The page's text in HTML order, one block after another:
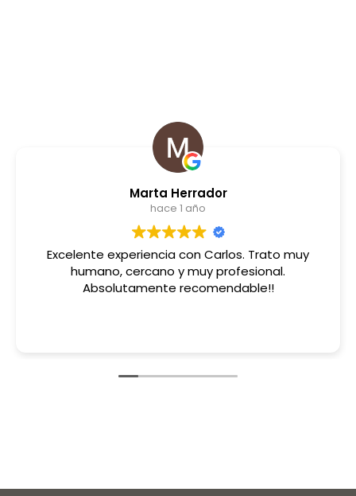
Marta Herrador
hace 1 año
Excelente experiencia con Carlos. Trato muy
humano, cercano y muy profesional.
Absolutamente recomendable!!